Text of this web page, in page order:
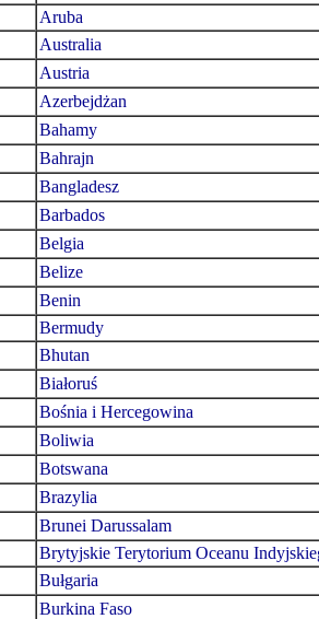
Aruba
Australia
Austria
Azerbejdżan
Bahamy
Bahrajn
Bangladesz
Barbados
Belgia
Belize
Benin
Bermudy
Bhutan
Białoruś
Bośnia i Hercegowina
Boliwia
Botswana
Brazylia
Brunei Darussalam
Brytyjskie Terytorium Oceanu
Bułgaria
Burkina Faso